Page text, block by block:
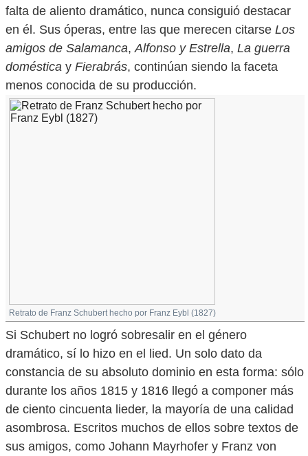
falta de aliento dramático, nunca consiguió destacar
en él. Sus óperas, entre las que merecen citarse Los
amigos de Salamanca,Alfonso y Estrella, La guerra
doméstica y Fierabrás, continúan siendo la faceta
menos conocida de su producción.
Retrato de Franz Schubert hecho por Franz Eybl (1827)
Si Schubert no logró sobresalir en el género
dramático, sí lo hizo en el lied. Un solo dato da
constancia de su absoluto dominio en esta forma: sólo
durante los años 1815 y 1816 llegó a componer más
de ciento cincuenta lieder, la mayoría de una calidad
asombrosa. Escritos muchos de ellos sobre textos de
sus amigos, como Johann Mayrhofer y Franz von